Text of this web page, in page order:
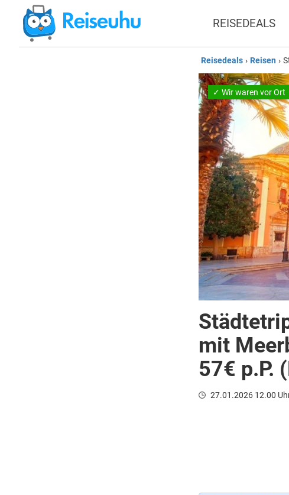
REISEDEALS
Reisedeals › Reisen ›
✓ Wir waren vor Ort
mit
57€ p.P.
27.01.2026 12.00